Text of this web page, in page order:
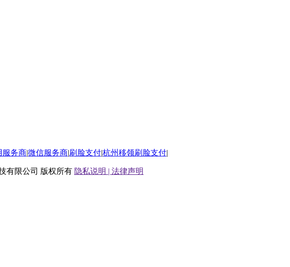
服务商|微信服务商|刷脸支付|杭州移领刷脸支付|
有限公司 版权所有 隐私说明 | 法律声明